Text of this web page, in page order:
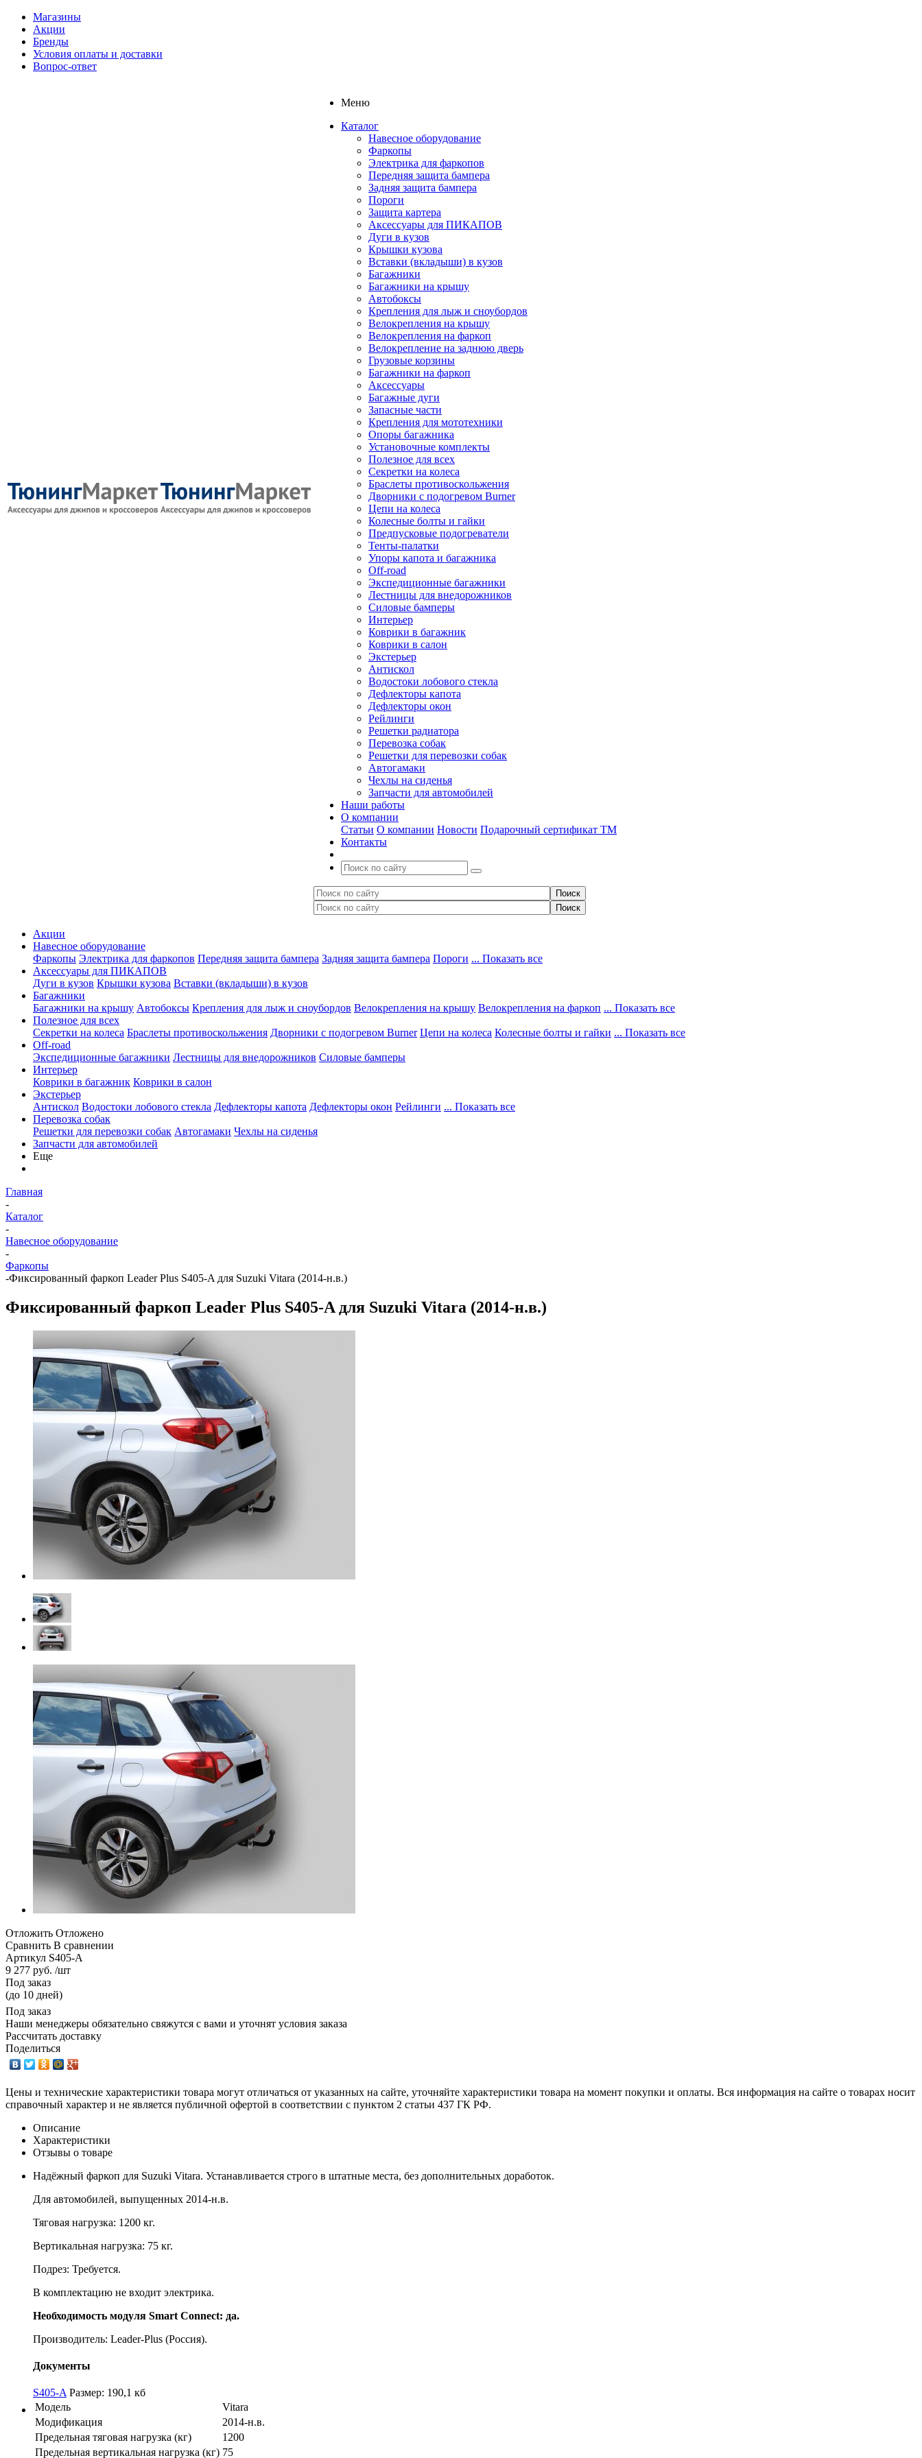
Магазины
Акции
Бренды
Условия оплаты и доставки
Вопрос-ответ
Меню
Каталог
Навесное оборудование
Фаркопы
Электрика для фаркопов
Передняя защита бампера
Задняя защита бампера
Пороги
Защита картера
Аксессуары для ПИКАПОВ
Дуги в кузов
Крышки кузова
Вставки (вкладыши) в кузов
Багажники
Багажники на крышу
Автобоксы
Крепления для лыж и сноубордов
Велокрепления на крышу
Велокрепления на фаркоп
Велокрепление на заднюю дверь
Грузовые корзины
Багажники на фаркоп
Аксессуары
Багажные дуги
Запасные части
Крепления для мототехники
Опоры багажника
Установочные комплекты
Полезное для всех
Секретки на колеса
Браслеты противоскольжения
Дворники с подогревом Burner
Цепи на колеса
Колесные болты и гайки
Предпусковые подогреватели
Тенты-палатки
Упоры капота и багажника
Off-road
Экспедиционные багажники
Лестницы для внедорожников
Силовые бамперы
Интерьер
Коврики в багажник
Коврики в салон
Экстерьер
Антискол
Водостоки лобового стекла
Дефлекторы капота
Дефлекторы окон
Рейлинги
Решетки радиатора
Перевозка собак
Решетки для перевозки собак
Автогамаки
Чехлы на сиденья
Запчасти для автомобилей
Наши работы
О компании
Статьи О компании Новости Подарочный сертификат ТМ
Контакты
Акции
Навесное оборудование
Фаркопы Электрика для фаркопов Передняя защита бампера Задняя защита бампера Пороги ... Показать все
Аксессуары для ПИКАПОВ
Дуги в кузов Крышки кузова Вставки (вкладыши) в кузов
Багажники
Багажники на крышу Автобоксы Крепления для лыж и сноубордов Велокрепления на крышу Велокрепления на фаркоп ... Показать все
Полезное для всех
Секретки на колеса Браслеты противоскольжения Дворники с подогревом Burner Цепи на колеса Колесные болты и гайки ... Показать все
Off-road
Экспедиционные багажники Лестницы для внедорожников Силовые бамперы
Интерьер
Коврики в багажник Коврики в салон
Экстерьер
Антискол Водостоки лобового стекла Дефлекторы капота Дефлекторы окон Рейлинги ... Показать все
Перевозка собак
Решетки для перевозки собак Автогамаки Чехлы на сиденья
Запчасти для автомобилей
Еще
Главная
-
Каталог
-
Навесное оборудование
-
Фаркопы
-Фиксированный фаркоп Leader Plus S405-A для Suzuki Vitara (2014-н.в.)
Фиксированный фаркоп Leader Plus S405-A для Suzuki Vitara (2014-н.в.)
Отложить Отложено
Сравнить В сравнении
Артикул S405-A
9 277 руб. /шт
Под заказ
(до 10 дней)
Под заказ
Наши менеджеры обязательно свяжутся с вами и уточнят условия заказа
Рассчитать доставку
Поделиться
Цены и технические характеристики товара могут отличаться от указанных на сайте, уточняйте характеристики товара на момент покупки и оплаты. Вся информация на сайте о товарах носит
справочный характер и не является публичной офертой в соответствии с пунктом 2 статьи 437 ГК РФ.
Описание
Характеристики
Отзывы о товаре
Надёжный фаркоп для Suzuki Vitara. Устанавливается строго в штатные места, без дополнительных доработок.
Для автомобилей, выпущенных 2014-н.в.
Тяговая нагрузка: 1200 кг.
Вертикальная нагрузка: 75 кг.
Подрез: Требуется.
В комплектацию не входит электрика.
Необходимость модуля Smart Connect: да.
Производитель: Leader-Plus (Россия).
Документы
S405-A Размер: 190,1 кб
Модель
Vitara
Модификация
2014-н.в.
Предельная тяговая нагрузка (кг)
1200
Предельная вертикальная нагрузка (кг) 75